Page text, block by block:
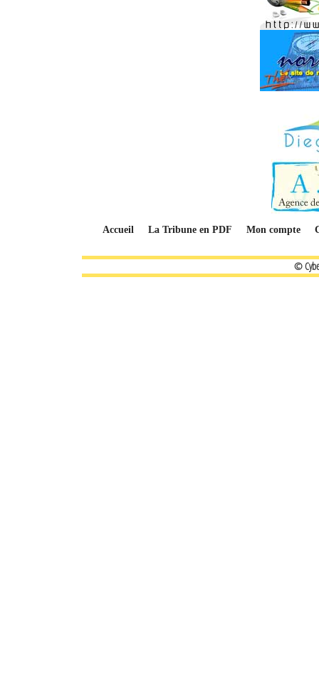
Accueil La Tribune en PDF Mon compte
©